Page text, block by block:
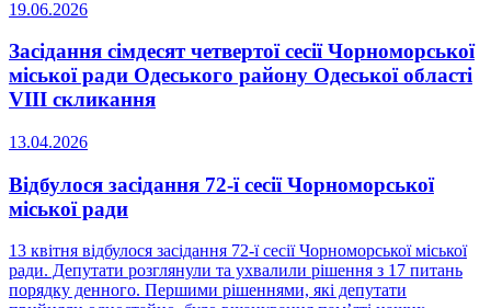
19.06.2026
Засідання сімдесят четвертої сесії Чорноморської
міської ради Одеського району Одеської області
VIII скликання
13.04.2026
Відбулося засідання 72-ї сесії Чорноморської
міської ради
13 квітня відбулося засідання 72-ї сесії Чорноморської міської
ради. Депутати розглянули та ухвалили рішення з 17 питань
порядку денного. Першими рішеннями, які депутати